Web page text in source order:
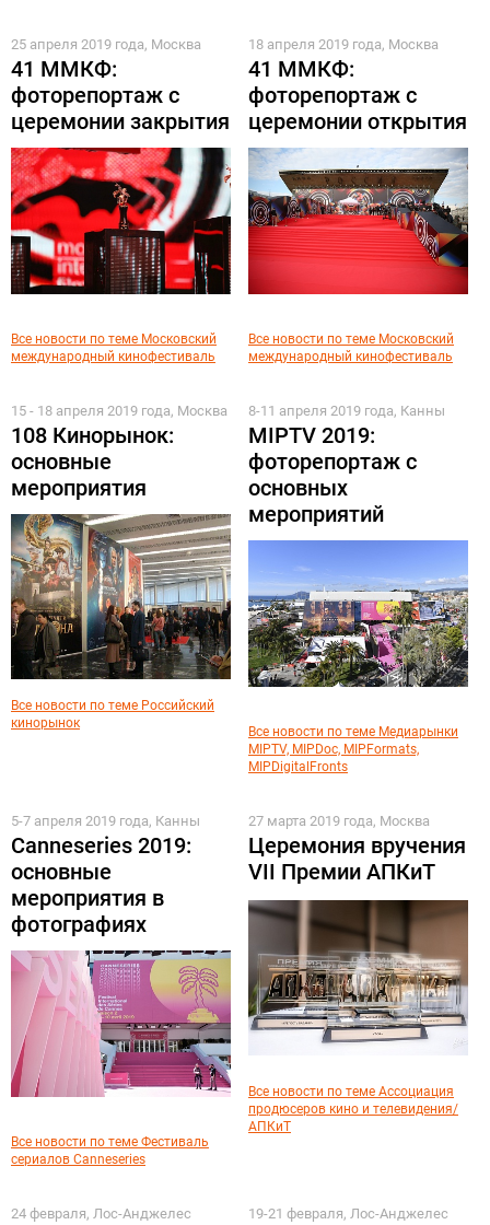
25 апреля 2019 года, Москва
41 ММКФ:
фоторепортаж с
церемонии закрытия
Все новости по теме Московский
международный кинофестиваль
18 апреля 2019 года, Москва
41 ММКФ:
фоторепортаж с
церемонии открытия
Все новости по теме Московский
международный кинофестиваль
15 - 18 апреля 2019 года, Москва
108 Кинорынок:
основные
мероприятия
Все новости по теме Российский
кинорынок
8-11 апреля 2019 года, Канны
MIPTV 2019:
фоторепортаж с
основных
мероприятий
Все новости по теме Медиарынки
MIPTV, MIPDoc, MIPFormats,
MIPDigitalFronts
5-7 апреля 2019 года, Канны
Canneseries 2019:
основные
мероприятия в
фотографиях
Все новости по теме Фестиваль
сериалов Canneseries
27 марта 2019 года, Москва
Церемония вручения
VII Премии АПКиТ
Все новости по теме Ассоциация
продюсеров кино и телевидения/
АПКиТ
24 февраля, Лос-Анджелес 19-21 февраля, Лос-Анджелес